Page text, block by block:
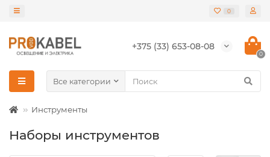
0
+375 (33) 653-08-08
0
Все категории
Инструменты
Наборы инструментов